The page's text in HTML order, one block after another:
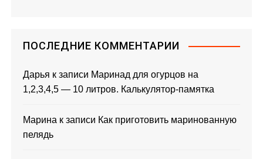
ПОСЛЕДНИЕ КОММЕНТАРИИ
Дарья к записи Маринад для огурцов на
1,2,3,4,5 — 10 литров. Калькулятор-памятка
Марина к записи Как приготовить маринованную
пелядь